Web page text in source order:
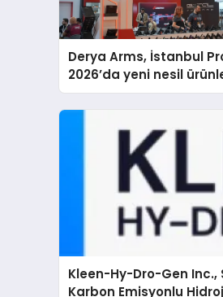
Derya Arms, İstanbul
2026’da yeni nesil
global marka
sergiledi
Kleen-Hy-Dro-Gen Inc.,
Karbon Emisyonlu